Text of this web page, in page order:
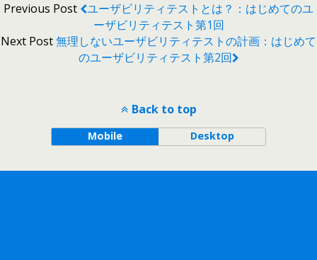
Previous Post
ユーザビリティテストとは？：はじめてのユ
ーザビリティテスト第1回
Next Post無理しないユーザビリティテストの計画：はじめて
のユーザビリティテスト第2回
Back to top
Mobile Desktop